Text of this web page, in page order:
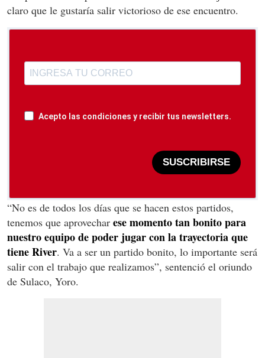
claro que le gustaría salir victorioso de ese encuentro.
Acepto las condiciones y recibir tus newsletters.
SUSCRIBIRSE
“No es de todos los días que se hacen estos partidos,
tenemos que aprovechar ese momento tan bonito para
nuestro equipo de poder jugar con la trayectoria que
tiene River. Va a ser un partido bonito, lo importante será
salir con el trabajo que realizamos”, sentenció el oriundo
de Sulaco, Yoro.